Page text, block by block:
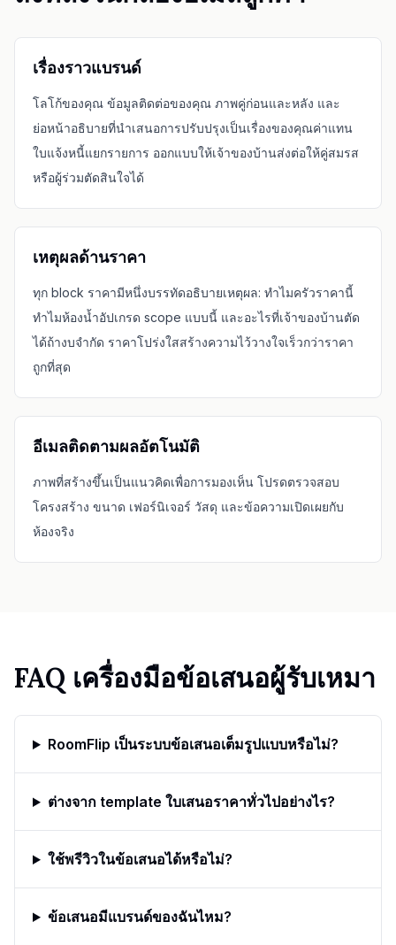
เรื่องราวแบรนด์
โลโก้ของคุณ ข้อมูลติดต่อของคุณ ภาพคู่ก่อนและหลัง และ
ย่อหน้าอธิบายที่นำเสนอการปรับปรุงเป็นเรื่องของคุณค่าแทน
ใบแจ้งหนี้แยกรายการ ออกแบบให้เจ้าของบ้านส่งต่อให้คู่สมรส
หรือผู้ร่วมตัดสินใจได้
เหตุผลด้านราคา
ทุก block ราคามีหนึ่งบรรทัดอธิบายเหตุผล: ทำไมครัวราคานี้
ทำไมห้องน้ำอัปเกรด scope แบบนี้ และอะไรที่เจ้าของบ้านตัด
ได้ถ้างบจำกัด ราคาโปร่งใสสร้างความไว้วางใจเร็วกว่าราคา
ถูกที่สุด
อีเมลติดตามผลอัตโนมัติ
ภาพที่สร้างขึ้นเป็นแนวคิดเพื่อการมองเห็น โปรดตรวจสอบ
โครงสร้าง ขนาด เฟอร์นิเจอร์ วัสดุ และข้อความเปิดเผยกับ
ห้องจริง
FAQ เครื่องมือข้อเสนอผู้รับเหมา
RoomFlip เป็นระบบข้อเสนอเต็มรูปแบบหรือไม่?
ต่างจาก template ใบเสนอราคาทั่วไปอย่างไร?
ใช้พรีวิวในข้อเสนอได้หรือไม่?
ข้อเสนอมีแบรนด์ของฉันไหม?